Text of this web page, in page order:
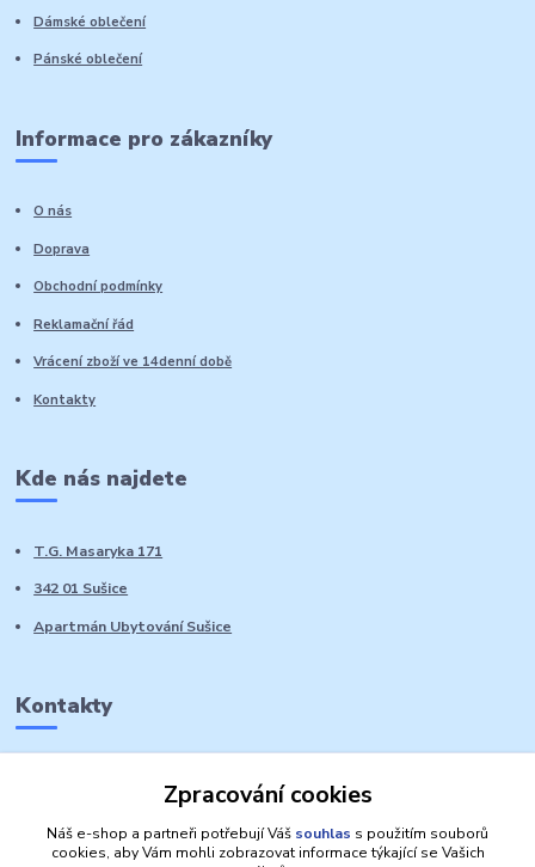
Dámské oblečení
Pánské oblečení
Informace pro zákazníky
O nás
Doprava
Obchodní podmínky
Reklamační řád
Vrácení zboží ve 14denní době
Kontakty
Kde nás najdete
T.G. Masaryka 171
342 01 Sušice
Apartmán Ubytování Sušice
Kontakty
Zpracování cookies
Náš e-shop a partneři potřebují Váš souhlas s použitím souborů
cookies, aby Vám mohli zobrazovat informace týkající se Vašich